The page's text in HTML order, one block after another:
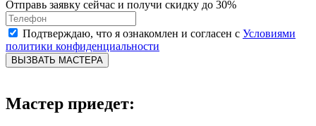
Отправь заявку сейчас и получи скидку до 30%
Подтверждаю, что я ознакомлен и согласен с Условиями
политики конфиденциальности
ВЫЗВАТЬ МАСТЕРА
Мастер приедет: